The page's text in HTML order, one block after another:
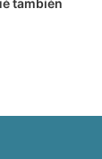
también